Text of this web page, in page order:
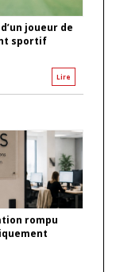
joueur de
sportif
Lire
rompu